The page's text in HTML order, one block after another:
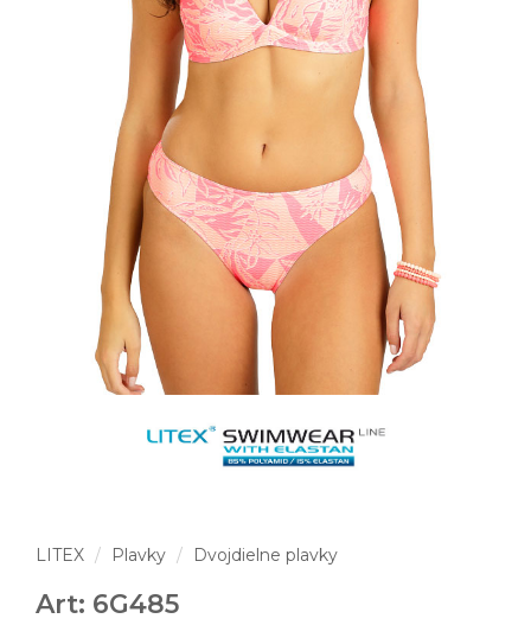
LITEX Plavky Dvojdielne plavky
Art: 6G485